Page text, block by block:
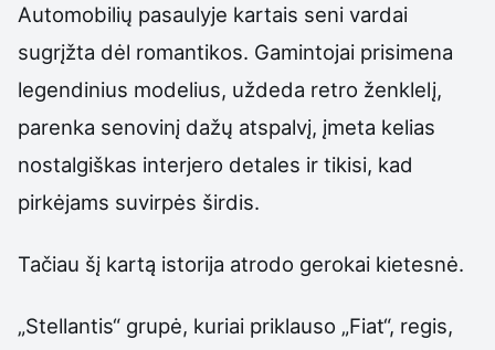
Automobilių pasaulyje kartais seni vardai
sugrįžta dėl romantikos. Gamintojai prisimena
legendinius modelius, uždeda retro ženklelį,
parenka senovinį dažų atspalvį, įmeta kelias
nostalgiškas interjero detales ir tikisi, kad
pirkėjams suvirpės širdis.
Tačiau šį kartą istorija atrodo gerokai kietesnė.
„Stellantis“ grupė, kuriai priklauso „Fiat“, regis,